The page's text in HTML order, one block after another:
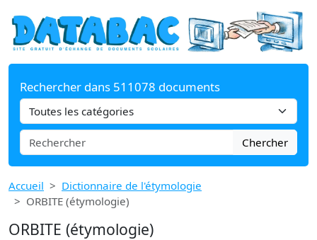
Rechercher dans 511078 documents
Chercher
Accueil
Dictionnaire de l'étymologie
ORBITE (étymologie)
ORBITE (étymologie)